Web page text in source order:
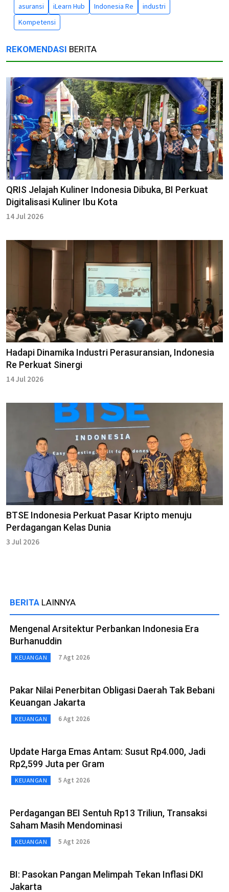
asuransi iLearn Hub Indonesia Re
industri
Kompetensi
REKOMENDASI BERITA
QRIS Jelajah Kuliner Indonesia Dibuka, BI Perkuat
Digitalisasi Kuliner Ibu Kota
14 Jul 2026
Hadapi Dinamika Industri Perasuransian, Indonesia
Re Perkuat Sinergi
14 Jul 2026
BTSE Indonesia Perkuat Pasar Kripto menuju
Perdagangan Kelas Dunia
3 Jul 2026
BERITA LAINNYA
Mengenal Arsitektur Perbankan Indonesia Era
Burhanuddin
KEUANGAN 7 Agt 2026
Pakar Nilai Penerbitan Obligasi Daerah Tak Bebani
Keuangan Jakarta
KEUANGAN 6 Agt 2026
Update Harga Emas Antam: Susut Rp4.000, Jadi
Rp2,599 Juta per Gram
KEUANGAN 5 Agt 2026
Perdagangan BEI Sentuh Rp13 Triliun, Transaksi
Saham Masih Mendominasi
KEUANGAN 5 Agt 2026
BI: Pasokan Pangan Melimpah Tekan Inflasi DKI
Jakarta